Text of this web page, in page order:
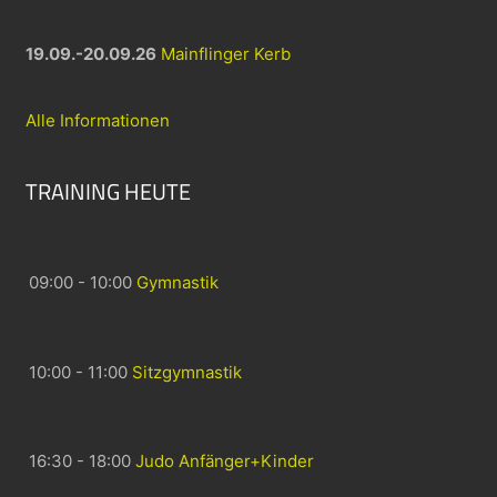
19.09.-20.09.26 Mainflinger Kerb
Alle Informationen
TRAINING HEUTE
09:00 - 10:00 Gymnastik
10:00 - 11:00 Sitzgymnastik
16:30 - 18:00 Judo Anfänger+Kinder